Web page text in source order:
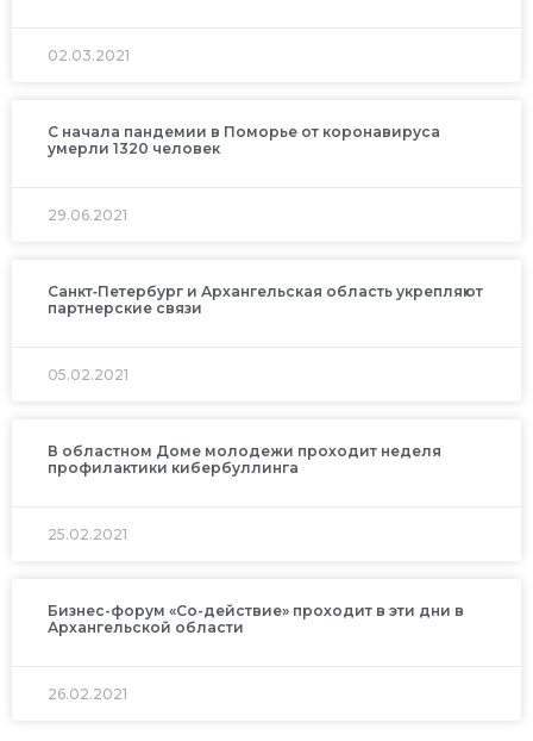
02.03.2021
С начала пандемии в Поморье от коронавируса
умерли 1320 человек
29.06.2021
Санкт‑Петербург и Архангельская область укрепляют
партнерские связи
05.02.2021
В областном Доме молодежи проходит неделя
профилактики кибербуллинга
25.02.2021
Бизнес-форум «Со-действие» проходит в эти дни в
Архангельской области
26.02.2021